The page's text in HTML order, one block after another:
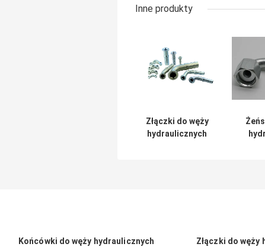
Inne produkty
Złączki do węży
hydraulicznych
Końcówki do węży hydraulicznych Złączki do węży